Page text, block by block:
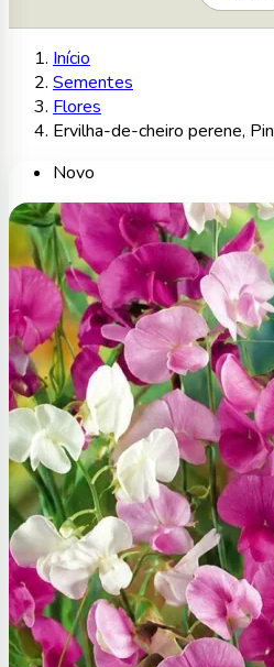
Início
Sementes
Flores
Ervilha-de-cheiro perene,
Novo